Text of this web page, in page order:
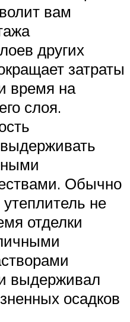
вам
других
затраты
время на
слоя.
Обычно
не
отделки
выдерживал
осадков